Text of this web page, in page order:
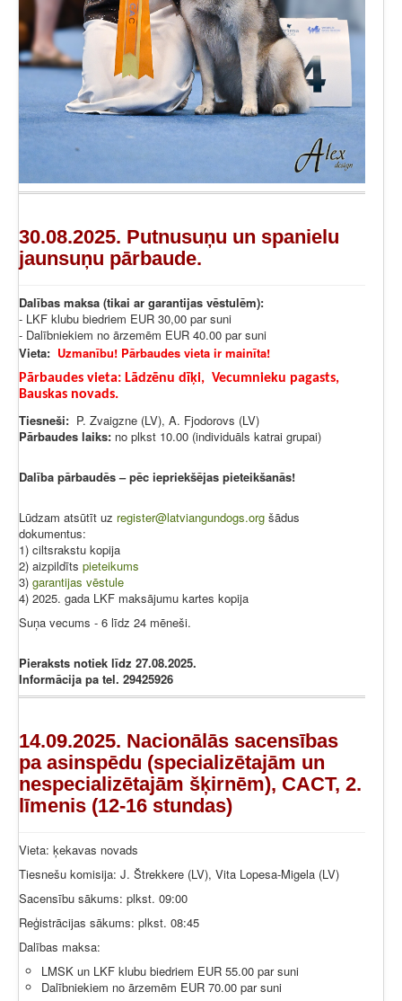
30.08.2025. Putnusuņu un spanielu
jaunsuņu pārbaude.
Dalības maksa (tikai ar garantijas vēstulēm):
- LKF klubu biedriem EUR 30,00 par suni
- Dalībniekiem no ārzemēm EUR 40.00 par suni
Vieta: Uzmanību! Pārbaudes vieta ir mainīta!
Pārbaudes vieta: Lādzēnu dīķi, Vecumnieku pagasts,
Bauskas novads.
Tiesneši: P. Zvaigzne (LV), A. Fjodorovs (LV)
Pārbaudes laiks: no plkst 10.00 (individuāls katrai grupai)
Dalība pārbaudēs – pēc iepriekšējas pieteikšanās!
Lūdzam atsūtīt uz register@latviangundogs.org šādus
dokumentus:
1) ciltsrakstu kopija
2) aizpildīts pieteikums
3) garantijas vēstule
4) 2025. gada LKF maksājumu kartes kopija
Suņa vecums - 6 līdz 24 mēneši.
Pieraksts notiek līdz 27.08.2025.
Informācija pa tel. 29425926
14.09.2025. Nacionālās sacensības
pa asinspēdu (specializētajām un
nespecializētajām šķirnēm), CACT, 2.
līmenis (12-16 stundas)
Vieta: ķekavas novads
Tiesnešu komisija: J. Štrekkere (LV), Vita Lopesa-Migela (LV)
Sacensību sākums: plkst. 09:00
Reģistrācijas sākums: plkst. 08:45
Dalības maksa:
LMSK un LKF klubu biedriem EUR 55.00 par suni
Dalībniekiem no ārzemēm EUR 70.00 par suni